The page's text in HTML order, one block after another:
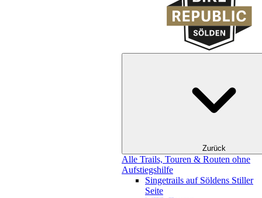
Zurück
Alle Trails, Touren & Routen ohne
Aufstiegshilfe
Singetrails auf Söldens Stiller
Seite